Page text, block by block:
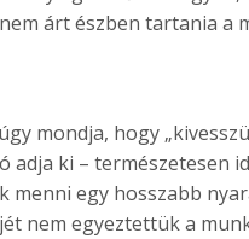
árt észben tartania a
mondja, hogy
adja ki – természetesen
menni egy hosszabb
nem egyeztettük a